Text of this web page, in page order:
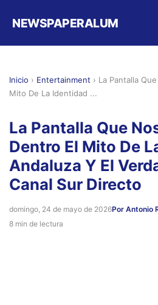
NEWSPAPERALUM
Inicio › Entertainment › La Pantalla
Mito De La Identidad ...
La Pantalla Que
Dentro El Mito De
Andaluza Y El
Canal Sur Directo
domingo, 24 de mayo de 2026Por Antonio
8 min de lectura